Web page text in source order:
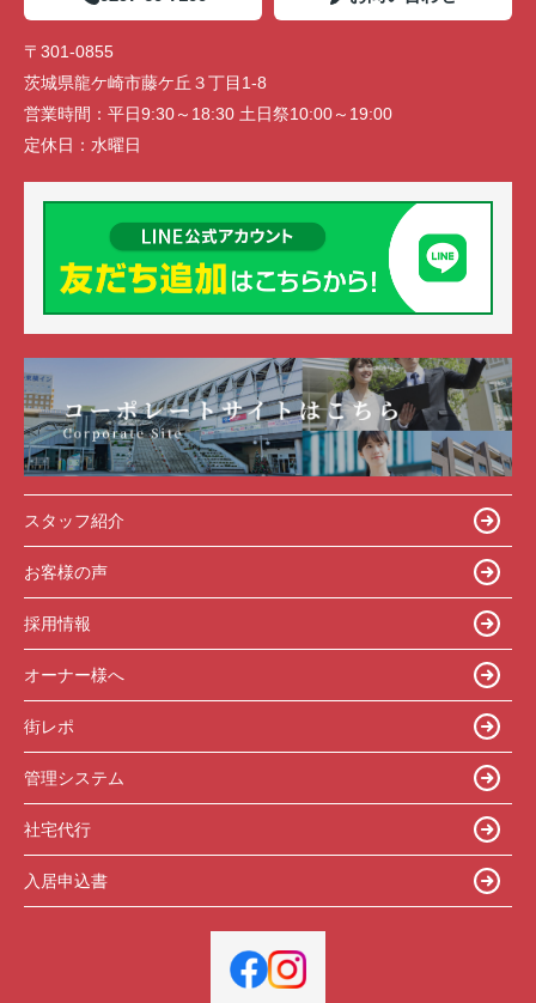
〒301-0855
茨城県龍ケ崎市藤ケ丘３丁目1-8
営業時間： 平日9:30～18:30 土日祭10:00～19:00
定休日： 水曜日
スタッフ紹介
お客様の声
採用情報
オーナー様へ
街レポ
管理システム
社宅代行
入居申込書